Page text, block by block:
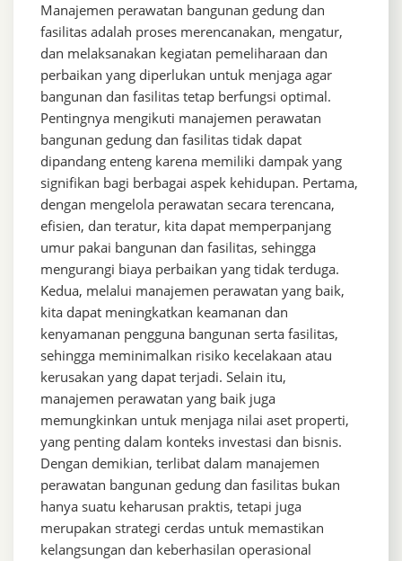
Manajemen perawatan bangunan gedung dan
fasilitas adalah proses merencanakan, mengatur,
dan melaksanakan kegiatan pemeliharaan dan
perbaikan yang diperlukan untuk menjaga agar
bangunan dan fasilitas tetap berfungsi optimal.
Pentingnya mengikuti manajemen perawatan
bangunan gedung dan fasilitas tidak dapat
dipandang enteng karena memiliki dampak yang
signifikan bagi berbagai aspek kehidupan. Pertama,
dengan mengelola perawatan secara terencana,
efisien, dan teratur, kita dapat memperpanjang
umur pakai bangunan dan fasilitas, sehingga
mengurangi biaya perbaikan yang tidak terduga.
Kedua, melalui manajemen perawatan yang baik,
kita dapat meningkatkan keamanan dan
kenyamanan pengguna bangunan serta fasilitas,
sehingga meminimalkan risiko kecelakaan atau
kerusakan yang dapat terjadi. Selain itu,
manajemen perawatan yang baik juga
memungkinkan untuk menjaga nilai aset properti,
yang penting dalam konteks investasi dan bisnis.
Dengan demikian, terlibat dalam manajemen
perawatan bangunan gedung dan fasilitas bukan
hanya suatu keharusan praktis, tetapi juga
merupakan strategi cerdas untuk memastikan
kelangsungan dan keberhasilan operasional